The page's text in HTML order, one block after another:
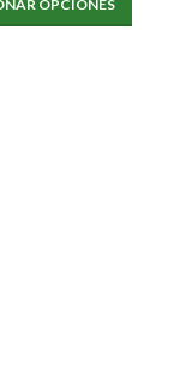
OPCIONES